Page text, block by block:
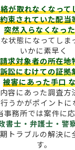
が取れなくなっ
約束されていた配当
突然入らなくなっ
状態になってしま
いかに素早く
請求対象者の所在地
訴訟にむけての証拠
被害にあった手口
内容にあった調査方
うかがポイントに
事務所では案件に
書士・弁護士・警
トラブルの解決に
す。